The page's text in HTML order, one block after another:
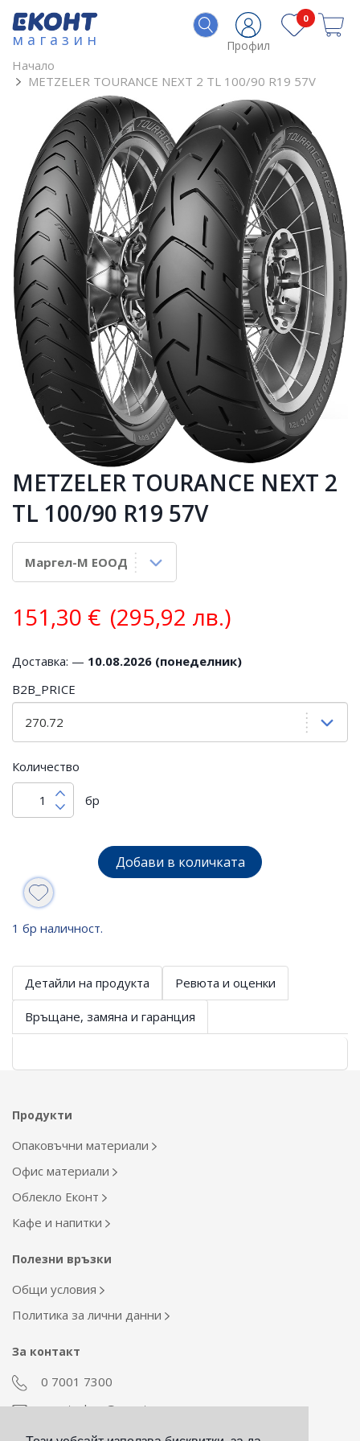
магазин Профил
0
Начало
METZELER TOURANCE NEXT 2 TL 100/90 R19 57V
METZELER TOURANCE NEXT 2
TL 100/90 R19 57V
151,30 € (295,92 лв.)
Доставка: — 10.08.2026 (понеделник)
B2B_PRICE
Количество
бр
Добави в количката
1 бр наличност.
Детайли на продукта Ревюта и оценки
Връщане, замяна и гаранция
Продукти
Опаковъчни материали
Офис материали
Облекло Еконт
Кафе и напитки
Полезни връзки
Общи условия
Политика за лични данни
За контакт
0 7001 7300
econt_shop@econt.com